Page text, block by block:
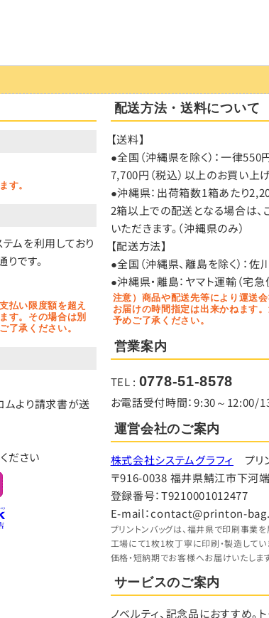
す。
ムを利用しており
です。
払い限度額を超え
す。その場合は別
了承ください。
ムより請求書が送
ださい
配送方法・送料について
【送料】
●全国（沖縄県を除く）：一律550円
7,700円（税込）以上のお買い上
●沖縄県：出荷箱数1箱あたり
2箱以上での配送となる場合は
いただきます。（沖縄県のみ）
【配送方法】
●全国（沖縄県、離島を除く）：佐
●沖縄県・離島：ヤマト運輸（宅急
注意）商品や配送先等により運送
お届けの時間指定は出来かねます
予めご了承ください。
営業案内
TEL : 0778-51-8578
お電話受付時間：9:30～12:00/
運営会社のご案内
株式会社システムグラフィ プリ
〒916-0038 福井県鯖江市下河
登録番号：T9210001012477
E-mail：contact@printon-
プリントンバッグは、福井県で印刷事業
工場にて1枚1枚丁寧に印刷・製造して
価格・短納期でお客様へお届けいたします
サービスのご案内
ノベルティ、記念品におすすめ。